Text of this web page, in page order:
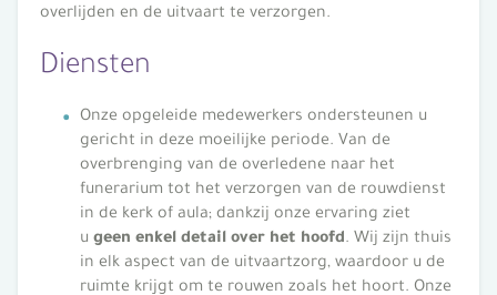
overlijden en de uitvaart te verzorgen.
Diensten
Onze opgeleide medewerkers ondersteunen u
gericht in deze moeilijke periode. Van de
overbrenging van de overledene naar het
funerarium tot het verzorgen van de rouwdienst
in de kerk of aula; dankzij onze ervaring ziet
u geen enkel detail over het hoofd . Wij zijn thuis
in elk aspect van de uitvaartzorg, waardoor u de
ruimte krijgt om te rouwen zoals het hoort. Onze